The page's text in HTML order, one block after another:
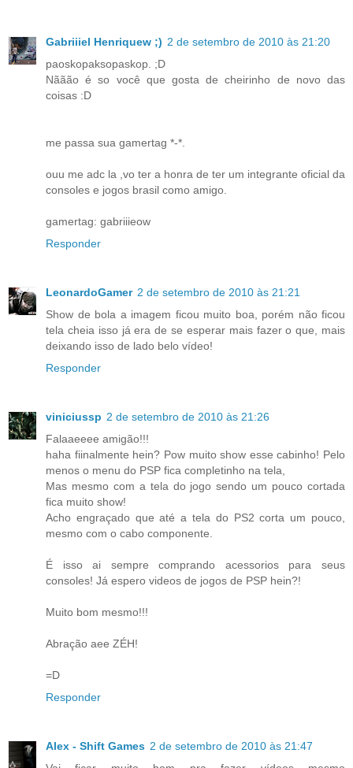
Gabriiiel Henriquew ;) 2 de setembro de 2010 às 21:20
paoskopaksopaskop. ;D
Nããão é so você que gosta de cheirinho de novo das
coisas :D
me passa sua gamertag *-*.
ouu me adc la ,vo ter a honra de ter um integrante oficial da
consoles e jogos brasil como amigo.
gamertag: gabriiieow
Responder
LeonardoGamer 2 de setembro de 2010 às 21:21
Show de bola a imagem ficou muito boa, porém não ficou
tela cheia isso já era de se esperar mais fazer o que, mais
deixando isso de lado belo vídeo!
Responder
viniciussp 2 de setembro de 2010 às 21:26
Falaaeeee amigão!!!
haha fiinalmente hein? Pow muito show esse cabinho! Pelo
menos o menu do PSP fica completinho na tela,
Mas mesmo com a tela do jogo sendo um pouco cortada
fica muito show!
Acho engraçado que até a tela do PS2 corta um pouco,
mesmo com o cabo componente.
É isso ai sempre comprando acessorios para seus
consoles! Já espero videos de jogos de PSP hein?!
Muito bom mesmo!!!
Abração aee ZÉH!
=D
Responder
Alex - Shift Games 2 de setembro de 2010 às 21:47